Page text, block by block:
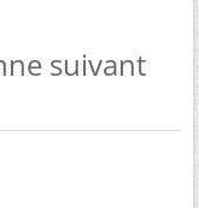
suivant